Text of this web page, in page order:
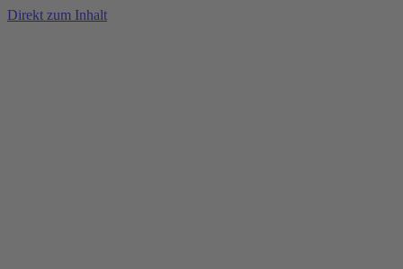
Direkt zum Inhalt